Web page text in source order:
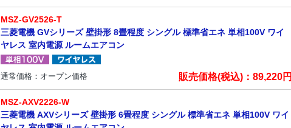
MSZ-GV2526-T
三菱電機 GVシリーズ 壁掛形 8畳程度 シングル 標準省エネ 単相100V ワイ
ヤレス 室内電源 ルームエアコン
通常価格：オープン価格 販売価格(税込)： 89,220円
MSZ-AXV2226-W
三菱電機 AXVシリーズ 壁掛形 6畳程度 シングル 標準省エネ 単相100V ワイ